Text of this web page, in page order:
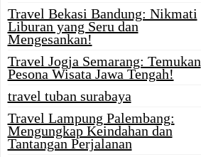
Travel Bekasi Bandung: Nikmati
Liburan yang Seru dan
Mengesankan!
Travel Jogja Semarang: Temukan
Pesona Wisata Jawa Tengah!
travel tuban surabaya
Travel Lampung Palembang:
Mengungkap Keindahan dan
Tantangan Perjalanan